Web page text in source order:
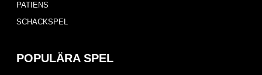
PATIENS
SCHACKSPEL
POPULÄRA SPEL